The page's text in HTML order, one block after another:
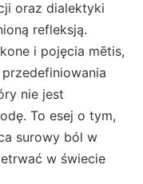
oraz dialektyki
refleksją.
i pojęcia mētis,
nie jest
To esej o tym,
surowy ból w
w świecie